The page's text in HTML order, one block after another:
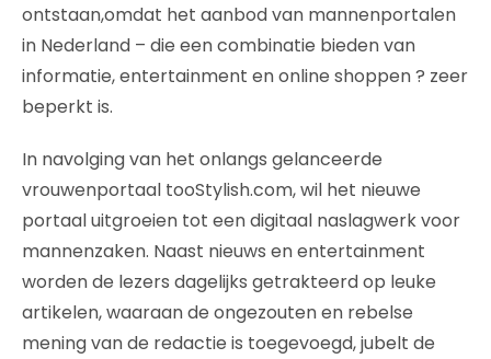
ontstaan,omdat het aanbod van mannenportalen
in Nederland – die een combinatie bieden van
informatie, entertainment en online shoppen ? zeer
beperkt is.
In navolging van het onlangs gelanceerde
vrouwenportaal tooStylish.com, wil het nieuwe
portaal uitgroeien tot een digitaal naslagwerk voor
mannenzaken. Naast nieuws en entertainment
worden de lezers dagelijks getrakteerd op leuke
artikelen, waaraan de ongezouten en rebelse
mening van de redactie is toegevoegd, jubelt de